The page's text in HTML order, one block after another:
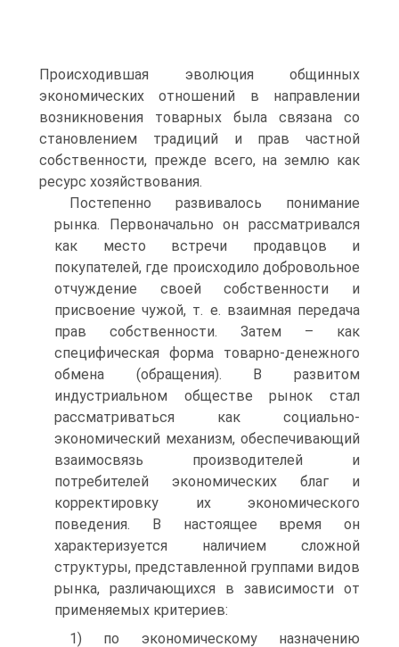
Происходившая эволюция общинных
экономических отношений в направлении
возникновения товарных была связана со
становлением традиций и прав частной
собственности, прежде всего, на землю как
ресурс хозяйствования.
Постепенно развивалось понимание
рынка. Первоначально он рассматривался
как место встречи продавцов и
покупателей, где происходило добровольное
отчуждение своей собственности и
присвоение чужой, т. е. взаимная передача
прав собственности. Затем – как
специфическая форма товарно-денежного
обмена (обращения). В развитом
индустриальном обществе рынок стал
рассматриваться как социально-
экономический механизм, обеспечивающий
взаимосвязь производителей и
потребителей экономических благ и
корректировку их экономического
поведения. В настоящее время он
характеризуется наличием сложной
структуры, представленной группами видов
рынка, различающихся в зависимости от
применяемых критериев:
1) по экономическому назначению